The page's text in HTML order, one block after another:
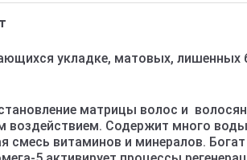
укладке, матовых, лишенных
матрицы волос и
Содержит много воды,
витаминов и минералов.